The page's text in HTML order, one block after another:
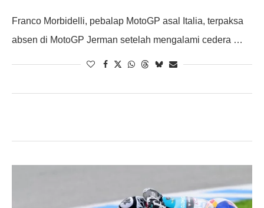
Franco Morbidelli, pebalap MotoGP asal Italia, terpaksa
absen di MotoGP Jerman setelah mengalami cedera …